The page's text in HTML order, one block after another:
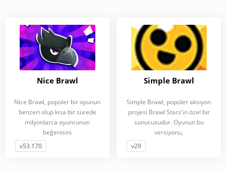
Nice Brawl
Nice Brawl, popüler bir oyunun
benzeri olup kısa bir sürede
milyonlarca oyuncunun
beğenisini
v53.170
Simple Brawl
Simple Brawl, popüler aksiyon
projesi Brawl Stars'ın özel bir
sunucusudur. Oyunun bu
versiyonu,
v29